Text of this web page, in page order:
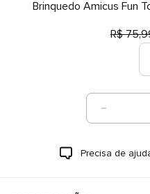
Brinquedo Amicus Fun
R$
Precisa de